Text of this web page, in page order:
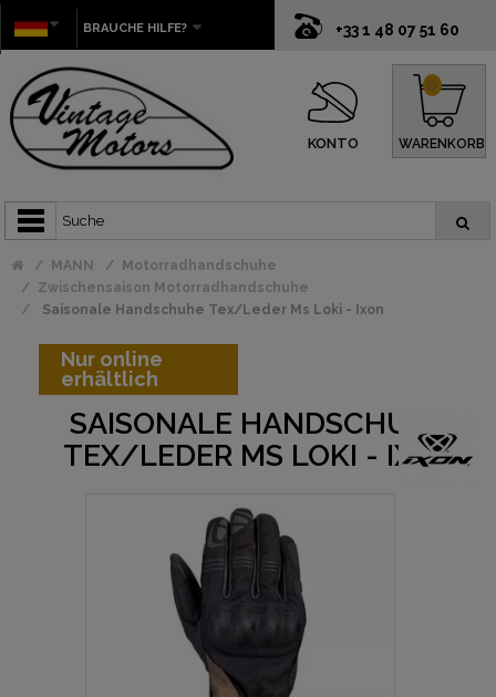
+33 1 48 07 51 60
BRAUCHE HILFE?
KONTO WARENKORB
0
MANN
Motorradhandschuhe
Zwischensaison Motorradhandschuhe
Saisonale Handschuhe Tex/Leder Ms Loki - Ixon
Nur online
erhältlich
SAISONALE HANDSCHUHE
TEX/LEDER MS LOKI - IXON